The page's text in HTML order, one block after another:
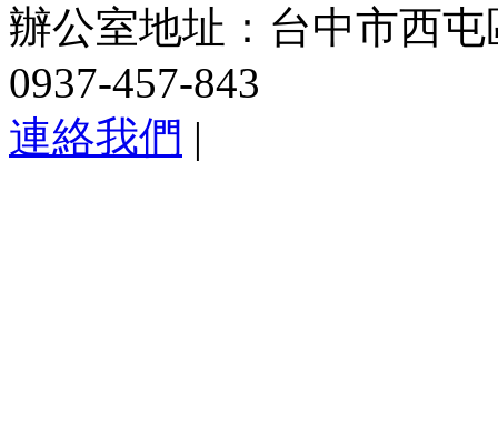
辦公室地址：台中市西
0937-457-843
連絡我們 |